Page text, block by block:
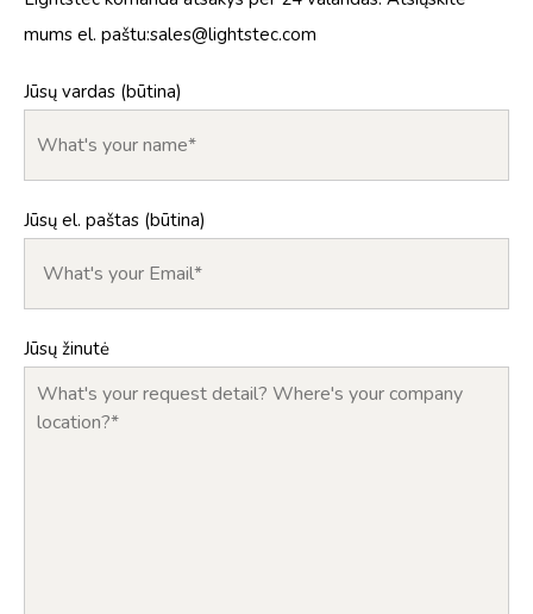
mums el. paštu:sales@lightstec.com
Jūsų vardas (būtina)
Jūsų el. paštas (būtina)
Jūsų žinutė